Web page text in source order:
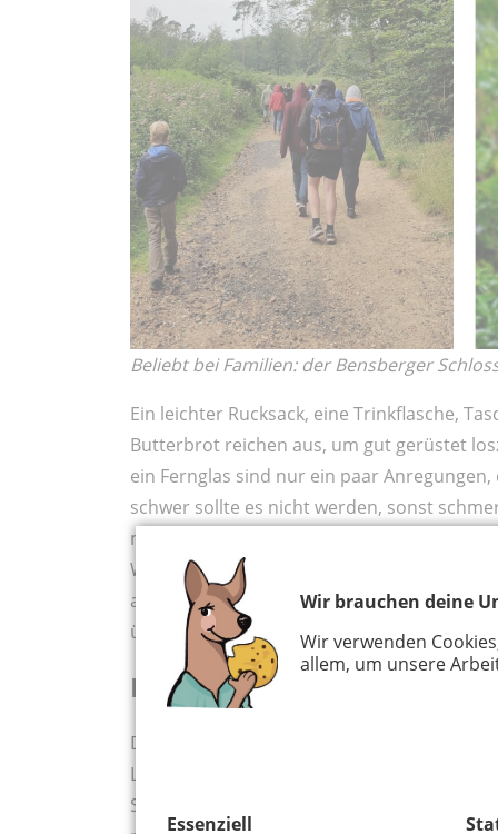
Wir brauchen deine
Wir verwenden
allem, um unsere
Essenziell
Beliebt bei Familien: der Bensberger
Ein leichter Rucksack, eine Trinkflasche,
Butterbrot reichen aus, um gut gerüstet
ein Fernglas sind nur ein paar
schwer sollte es nicht werden, sonst
mehr. Mein Tipp: Erwachsene sollten nie
Wir nehmen auf unseren Ausflug zur
ausreichend Rohmilch einzudecken.
über dem Feuer gebrutzelt wird. Leere
Die Milchtankstelle Gut
Die Milchtankstelle befindet sich zwischen
Lerbacher Wald. Besitzer Michael van Elst
Stunden-Milchtankstelle. Hier kann man